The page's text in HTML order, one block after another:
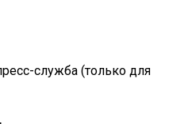
служба (только для